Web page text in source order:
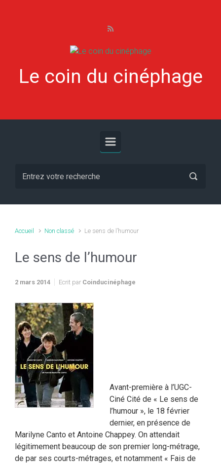
Le coin du cinéphage
Accueil Non classé Le sens de l’humour
Le sens de l’humour
2 mars 2014 Ecrit par Coinducinéphage
Avant-première à l’UGC-
Ciné Cité de « Le sens de
l’humour », le 18 février
dernier, en présence de
Marilyne Canto et Antoine Chappey. On attendait
légitimement beaucoup de son premier long-métrage,
de par ses courts-métrages, et notamment « Fais de